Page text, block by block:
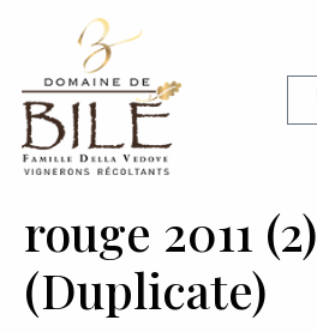
rouge 2011 (2)
(Duplicate)